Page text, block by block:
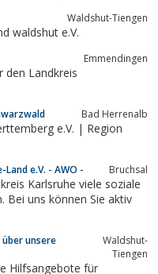
Waldshut-Tiengen
waldshut e.V.
Emmendingen
den Landkreis
Bad Herrenalb
e.V. | Region
e.V. - AWO - Bruchsal
Karlsruhe viele soziale
Bei uns können Sie aktiv
über unsere
Waldshut-
Tiengen
Hilfsangebote für